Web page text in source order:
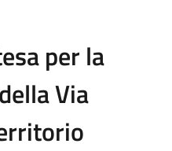
per la
Via